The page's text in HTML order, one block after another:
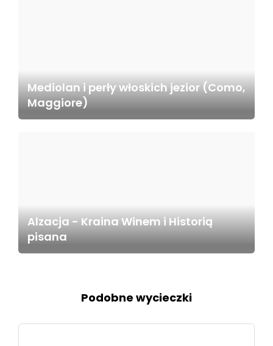
Mediolan i perły włoskich jezior (Como,
Maggiore)
Alzacja - Kraina Winem i Historią
pisana
Podobne wycieczki